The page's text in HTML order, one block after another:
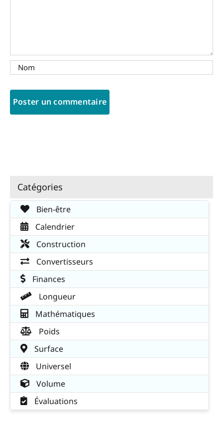
Catégories
Bien-être
Calendrier
Construction
Convertisseurs
Finances
Longueur
Mathématiques
Poids
Surface
Universel
Volume
Évaluations